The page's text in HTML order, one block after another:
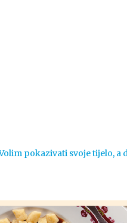
pokazivati svoje tijelo, a